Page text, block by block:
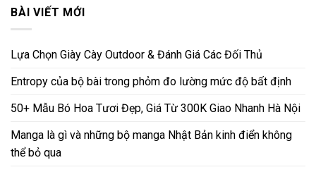
BÀI VIẾT MỚI
Lựa Chọn Giày Cày Outdoor & Đánh Giá Các Đối Thủ
Entropy của bộ bài trong phỏm đo lường mức độ bất định
50+ Mẫu Bó Hoa Tươi Đẹp, Giá Từ 300K Giao Nhanh Hà Nội
Manga là gì và những bộ manga Nhật Bản kinh điển không
thể bỏ qua